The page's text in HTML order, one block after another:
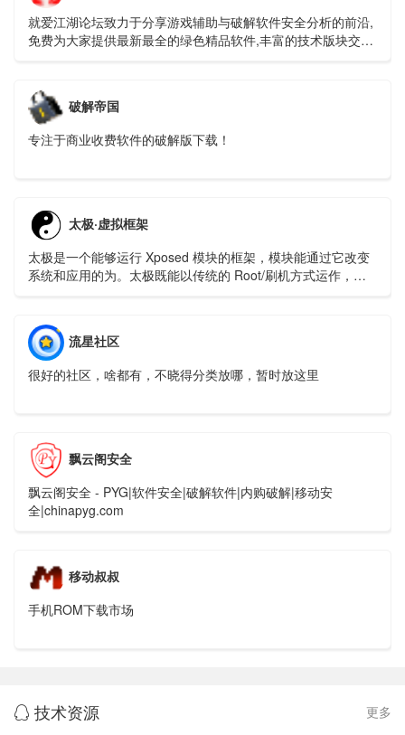
就爱江湖论坛致力于分享游戏辅助与破解软件安全分析的前沿,
免费为大家提供最新最全的绿色精品软件,丰富的技术版块交相
破解帝国
专注于商业收费软件的破解版下载！
太极·虚拟框架
太极是一个能够运行 Xposed 模块的框架，模块能通过它改变
系统和应用的为。太极既能以传统的 Root/刷机方式运作，也
流星社区
很好的社区，啥都有，不晓得分类放哪，暂时放这里
飘云阁安全
飘云阁安全 - PYG|软件安全|破解软件|内购破解|移动安
全|chinapyg.com
移动叔叔
手机ROM下载市场
 技术资源 更多